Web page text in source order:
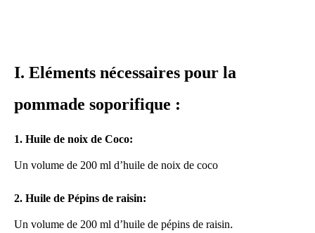
I. Eléments nécessaires pour la
pommade soporifique :
1. Huile de noix de Coco:
Un volume de 200 ml d’huile de noix de coco
2. Huile de Pépins de raisin:
Un volume de 200 ml d’huile de pépins de raisin.